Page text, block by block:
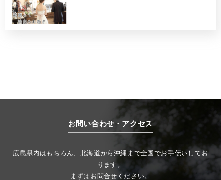
お問い合わせ・アクセス
広島県内はもちろん、北海道から沖縄まで全国でお手伝いしてお
ります。
まずはお問合せください。